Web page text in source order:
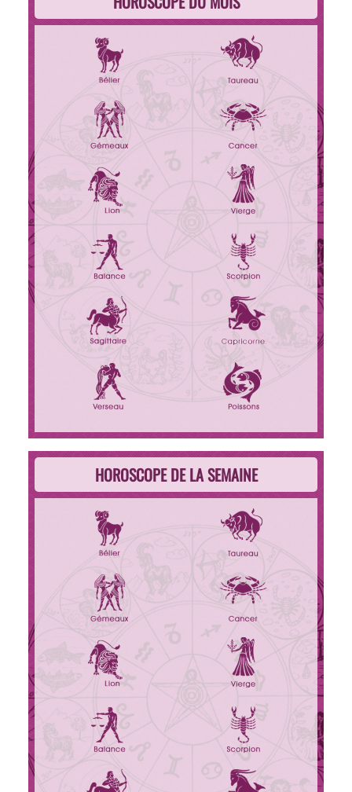
HOROSCOPE DE LA SEMAINE